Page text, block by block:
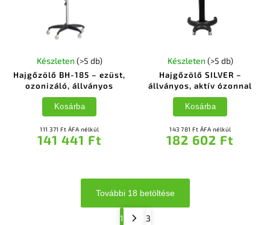
Hajgőzölő BH-185 – ezüst,
ozonizáló, állványos
Készleten (>5 db)
111 371 Ft ÁFA nélkül
141 441 Ft
Kosárba
Hajgőzölő SILVER –
állványos, aktív ózonnal
Készleten (>5 db)
143 781 Ft ÁFA nélkül
182 602 Ft
Kosárba
További 18 betöltése
1 3